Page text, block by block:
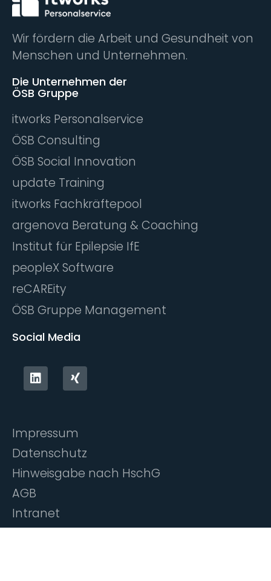
Wir fördern die Arbeit und Gesundheit von
Menschen und Unternehmen.
Die Unternehmen der
ÖSB Gruppe
itworks Personalservice
ÖSB Consulting
ÖSB Social Innovation
update Training
itworks Fachkräftepool
argenova Beratung & Coaching
Institut für Epilepsie IfE
peopleX Software
reCAREity
ÖSB Gruppe Management
Social Media
Impressum
Datenschutz
Hinweisgabe nach HschG
AGB
Intranet